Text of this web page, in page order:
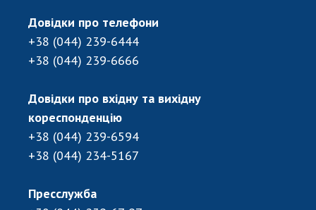
Довідки про телефони
+38 (044) 239-6444
+38 (044) 239-6666
Довідки про вхідну та вихідну
кореспонденцію
+38 (044) 239-6594
+38 (044) 234-5167
Пресслужба